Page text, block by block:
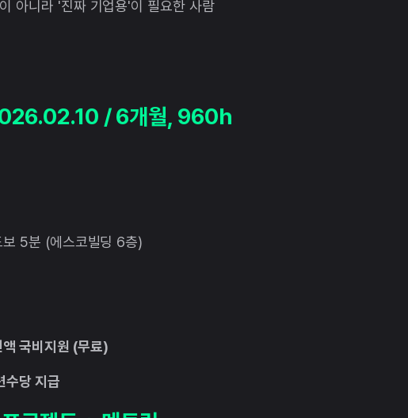
아니라 '진짜 기업용'이 필요한 사람
/ 6개월, 960h
5분 (에스코빌딩 6층)
국비지원 (무료)
당 지급